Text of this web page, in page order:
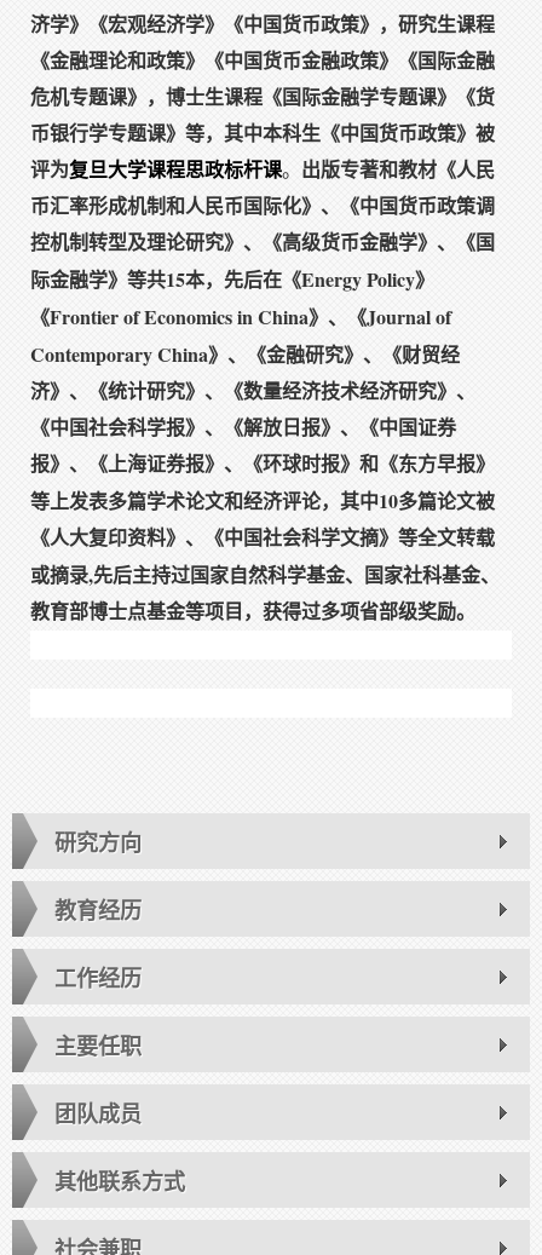
济学》《宏观经济学》《中国货币政策》，研究生课程
《金融理论和政策》《中国货币金融政策》《国际金融
危机专题课》，博士生课程《国际金融学专题课》《货
币银行学专题课》等，其中本科生《中国货币政策》被
评为复旦大学课程思政标杆课。 出版专著和教材《人民
币汇率形成机制和人民币国际化》、《中国货币政策调
控机制转型及理论研究》、《高级货币金融学》、《国
际金融学》等共15本，先后在《Energy Policy》
《Frontier of Economics in China》、《Journal of
Contemporary China》、《金融研究》、《财贸经
济》、《统计研究》、《数量经济技术经济研究》、
《中国社会科学报》、《解放日报》、《中国证券
报》、《上海证券报》、《环球时报》和《东方早报》
等上发表多篇学术论文和经济评论，其中10多篇论文被
《人大复印资料》、《中国社会科学文摘》等全文转载
或摘录,先后主持过国家自然科学基金、国家社科基金、
教育部博士点基金等项目，获得过多项省部级奖励。
研究方向
教育经历
工作经历
主要任职
团队成员
其他联系方式
社会兼职